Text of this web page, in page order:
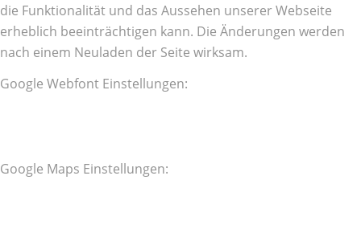
die Funktionalität und das Aussehen unserer Webseite
erheblich beeinträchtigen kann. Die Änderungen werden
nach einem Neuladen der Seite wirksam.
Google Webfont Einstellungen:
Google Maps Einstellungen: